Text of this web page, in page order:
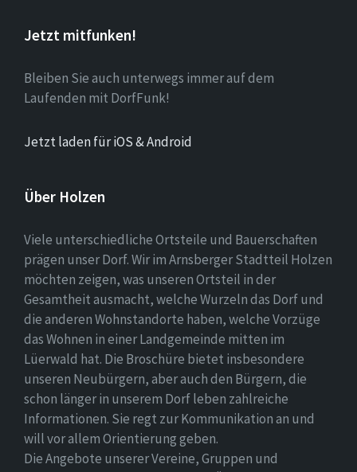
Jetzt mitfunken!
Bleiben Sie auch unterwegs immer auf dem
Laufenden mit DorfFunk!
Jetzt laden für iOS & Android
Über Holzen
Viele unterschiedliche Ortsteile und Bauerschaften
prägen unser Dorf. Wir im Arnsberger Stadtteil Holzen
möchten zeigen, was unseren Ortsteil in der
Gesamtheit ausmacht, welche Wurzeln das Dorf und
die anderen Wohnstandorte haben, welche Vorzüge
das Wohnen in einer Landgemeinde mitten im
Lüerwald hat. Die Broschüre bietet insbesondere
unseren Neubürgern, aber auch den Bürgern, die
schon länger in unserem Dorf leben zahlreiche
Informationen. Sie regt zur Kommunikation an und
will vor allem Orientierung geben.
Die Angebote unserer Vereine, Gruppen und